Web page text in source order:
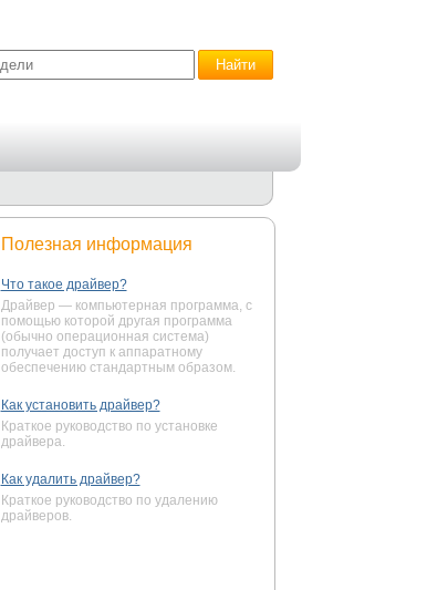
Полезная информация
Что такое драйвер?
Драйвер — компьютерная программа, с
помощью которой другая программа
(обычно операционная система)
получает доступ к аппаратному
обеспечению стандартным образом.
Как установить драйвер?
Краткое руководство по установке
драйвера.
Как удалить драйвер?
Краткое руководство по удалению
драйверов.